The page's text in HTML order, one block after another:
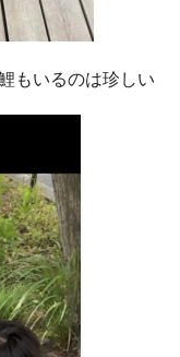
もいるのは珍しい